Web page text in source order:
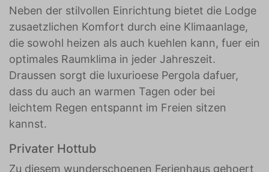
Neben der stilvollen Einrichtung bietet die Lodge
zusaetzlichen Komfort durch eine Klimaanlage,
die sowohl heizen als auch kuehlen kann, fuer ein
optimales Raumklima in jeder Jahreszeit.
Draussen sorgt die luxurioese Pergola dafuer,
dass du auch an warmen Tagen oder bei
leichtem Regen entspannt im Freien sitzen
kannst.
Privater Hottub
Zu diesem wunderschoenen Ferienhaus gehoert